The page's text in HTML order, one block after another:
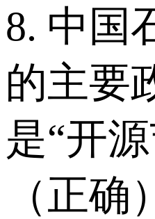
8. 中国
的主要
是“开源
（正确）